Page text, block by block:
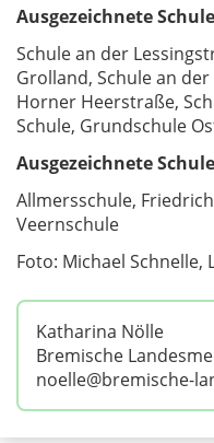
Ausgezeichnete
Schule an der
Grolland, Schule an
Horner Heerstraße,
Schule, Grundschule
Ausgezeichnete
Allmersschule,
Veernschule
Foto: Michael Schnelle,
Katharina Nölle
Bremische
noelle@bremische-